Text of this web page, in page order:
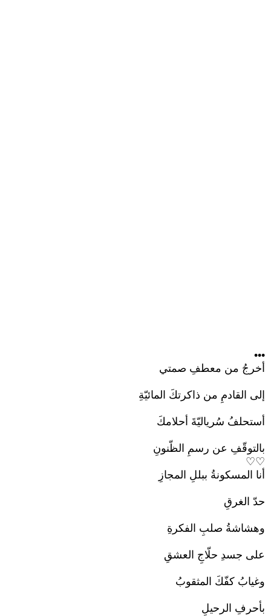
•••
أخرجُ من معطفِ صمتي
إلى القادمِ من ذاكرتكَ المائيّةِ
أستحلفُ سُرياليّةَ أحلامكَ
بالتوقّفِ عن رسمِ الظّنونِ
♡♡
أنا المسكونةُ ببللِ المجازِ
حدّ الغرقِ
وهشاشةُ صلبِ الفكرةِ
على جسدِ حلّاجِ العشقِ
وغيابُ كفّكَ المثقوبُ
بأحرفِ الرحيلِ